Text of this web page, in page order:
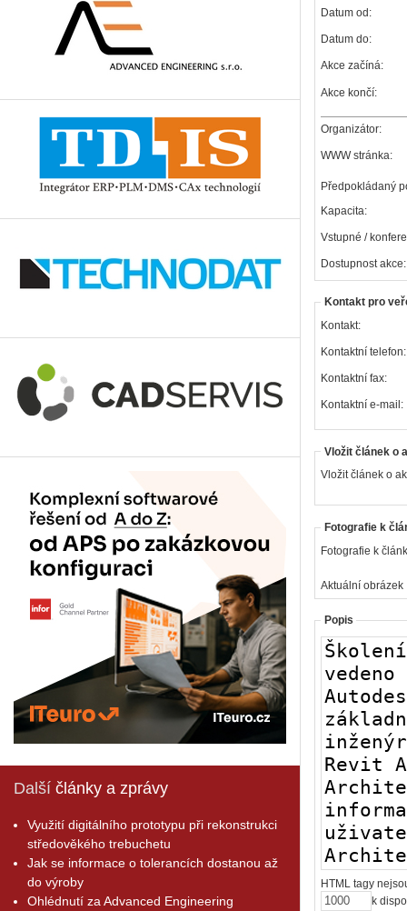
Další články a zprávy
Využití digitálního prototypu při rekonstrukci
středověkého trebuchetu
Jak se informace o tolerancích dostanou až
do výroby
Ohlédnutí za Advanced Engineering
Datum od:
Datum do:
Akce začíná:
Akce končí:
Organizátor:
WWW stránka:
Předpokládaný
Kapacita:
Vstupné /
Dostupnost akce:
Kontakt pro
Kontakt:
Kontaktní telefon:
Kontaktní fax:
Kontaktní e-mail:
Vložit článek o
Vložit článek o
Fotografie k
Fotografie k
Aktuální obrázek
Popis
HTML tagy
k